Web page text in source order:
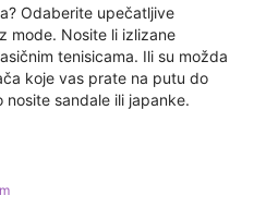
Odaberite upečatljive
mode. Nosite li izlizane
tenisicama. Ili su možda
koje vas prate na putu do
sandale ili japanke.